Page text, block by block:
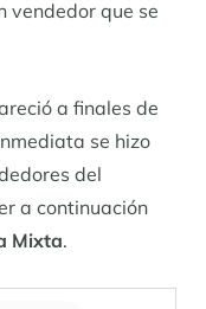
vendedor que se
a finales de
se hizo
del
a continuación
Mixta.